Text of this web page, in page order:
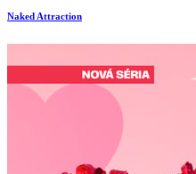
Naked Attraction